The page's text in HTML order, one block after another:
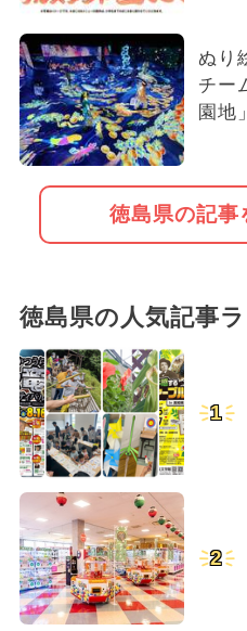
2021年のイベント
ぬり
チー
園地
徳島県の記事
徳島県の人気記事
1
2